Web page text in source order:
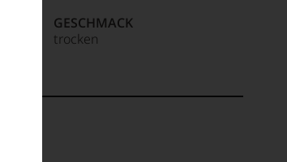
GESCHMACK
trocken